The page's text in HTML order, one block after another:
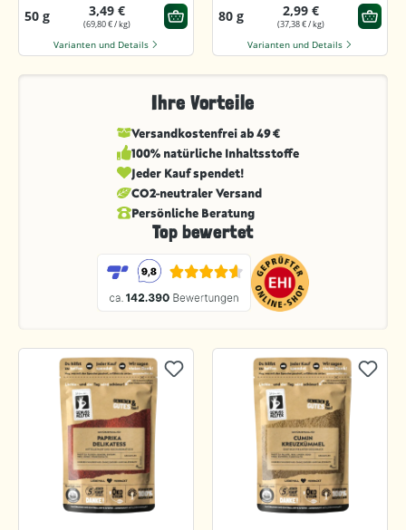
50 g 3,49 €
(69,80 € / kg)
Varianten und Details
80 g 2,99 €
(37,38 € / kg)
Varianten und Details
Ihre Vorteile
Versandkostenfrei ab 49 €
100% natürliche Inhaltsstoffe
Jeder Kauf spendet!
CO2-neutraler Versand
Persönliche Beratung
Top bewertet